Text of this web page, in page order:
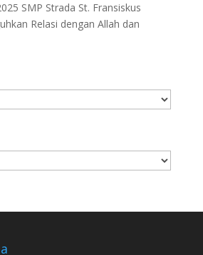
SMP Strada St. Fransiskus
Relasi dengan Allah dan